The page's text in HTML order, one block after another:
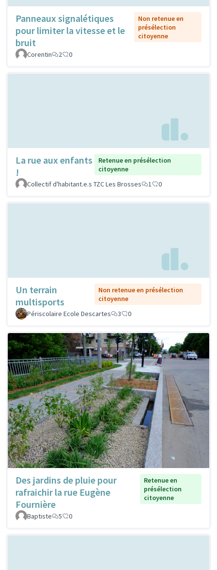
Panneaux signalétiques
pour limiter la vitesse et le
bruit
Non retenue en
présélection
citoyenne
Corentin 2 0
La rue aux enfants
!
Retenue en présélection
citoyenne
Collectif d'habitant.e.s TZC Les Brosses
1 0
Un terrain
multisports
Non retenue en présélection
citoyenne
Périscolaire Ecole Descartes
3 0
Des jardins de pluie pour
rafraichir la rue Eugène
Fournière
Retenue en
présélection
citoyenne
Baptiste 5 0